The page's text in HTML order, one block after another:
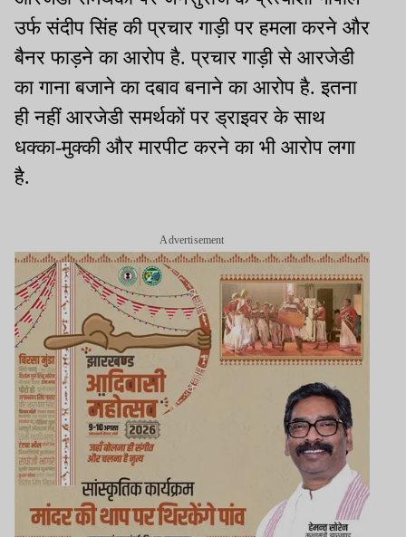
उर्फ संदीप सिंह की प्रचार गाड़ी पर हमला करने और
बैनर फाड़ने का आरोप है. प्रचार गाड़ी से आरजेडी
का गाना बजाने का दबाव बनाने का आरोप है. इतना
ही नहीं आरजेडी समर्थकों पर ड्राइवर के साथ
धक्का-मुक्की और मारपीट करने का भी आरोप लगा
है.
Advertisement